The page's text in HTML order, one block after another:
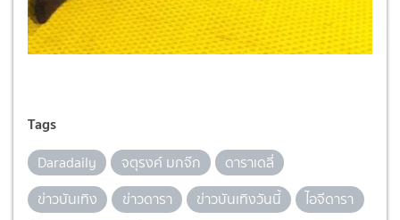
Tags
Daradaily จตุรงค์ มกจ๊ก
ดาราเดลี่
ข่าวบันเทิง
ข่าวดารา ข่าวบันเทิงวันนี้
ไอจีดารา